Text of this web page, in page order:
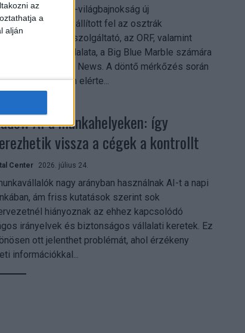
az
a
alján
os labdarúgó-világbajnokság új
állított fel az osztrák
műsorszolgáltató, az ORF, valamint
leányvállalata, a Big Blue Marble számára
a Broadband TV News. A döntő mérkőzés során
nézőszám elérte...
AI a munkahelyeken: így
vissza a cégek a kontrollt
Center 2026. július 24.
nagy arányban használnak AI-t a napi
ám friss kutatások szerint sok
hiányoznak az ehhez kapcsolódó
irányelvek és biztonságos vállalati keretek. Ez
ott jelenthet problémát, ahol érzékeny
információkkal...